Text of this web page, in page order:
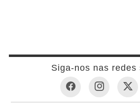
Siga-nos nas redes